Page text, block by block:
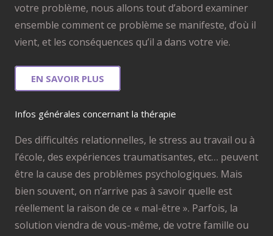
votre problème, nous allons tout d’abord examiner
ensemble comment ce problème se manifeste, d’où il
vient, et les conséquences qu’il a dans votre vie.
EN SAVOIR PLUS
Infos générales concernant la thérapie
Des difficultés relationnelles, le stress au travail ou à
l’école, des expériences traumatisantes, etc… peuvent
être la cause des problèmes psychologiques. Mais
bien souvent, on n’arrive pas à savoir quelle est
réellement la raison de ce « mal-être ». Parfois, la
solution viendra de vous-même, de votre famille ou